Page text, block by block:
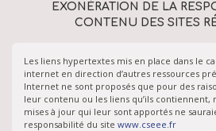
EXONÉRATION DE LA
CONTENU DES SITES
Les liens hypertextes mis en place dans le
internet en direction d’autres ressources
Internet ne sont proposés que pour des
leur contenu ou les liens qu’ils contiennent,
mises à jour qui leur sont apportés ne
responsabilité du site www.cseee.fr